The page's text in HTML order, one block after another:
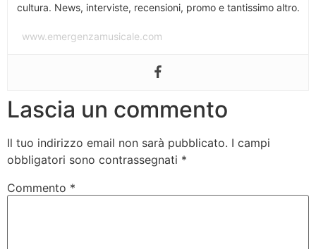
cultura. News, interviste, recensioni, promo e tantissimo altro.
www.emergenzamusicale.com
Lascia un commento
Il tuo indirizzo email non sarà pubblicato. I campi
obbligatori sono contrassegnati *
Commento *